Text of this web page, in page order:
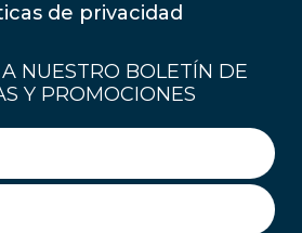
de privacidad
NUESTRO BOLETÍN DE
Y PROMOCIONES